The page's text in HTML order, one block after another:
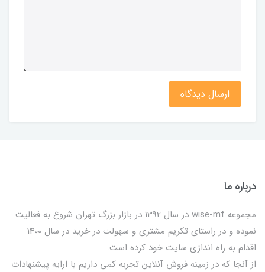
ارسال دیدگاه
درباره ما
مجموعه wise-mf در سال 1392 در بازار بزرگ تهران شروع به فعالیت
نموده و در راستای تکریم مشتری و سهولت در خرید در سال 1400
اقدام به راه اندازی سایت خود کرده است.
از آنجا که در زمینه فروش آنلاین تجربه کمی داریم با ارایه پیشنهادات